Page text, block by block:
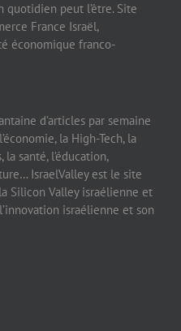
quotidien peut l’être. Site
France Israël,
économique franco-
d’articles par semaine
la High-Tech, la
santé, l’éducation,
IsraelValley est le site
Silicon Valley israélienne et
israélienne et son